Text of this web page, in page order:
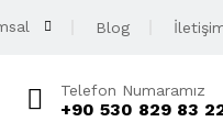
Blog
Telefon Numaramız
+90 530 829 83